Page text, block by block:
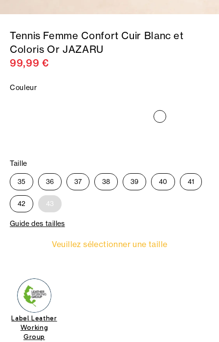
Tennis Femme Confort Cuir Blanc et
Coloris Or JAZARU
99,99 €
Couleur
Taille
35 36 37 38 39 40 41
42 43
Guide des tailles
Veuillez sélectionner une taille
Label Leather
Working
Group